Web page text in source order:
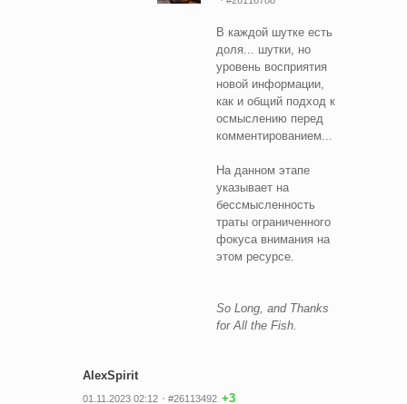
В каждой шутке есть
доля... шутки, но
уровень восприятия
новой информации,
как и общий подход к
осмыслению перед
комментированием...
На данном этапе
указывает на
бессмысленность
траты ограниченного
фокуса внимания на
этом ресурсе.
So Long, and Thanks
for All the Fish.
AlexSpirit
01.11.2023 02:12 #26113492 +3